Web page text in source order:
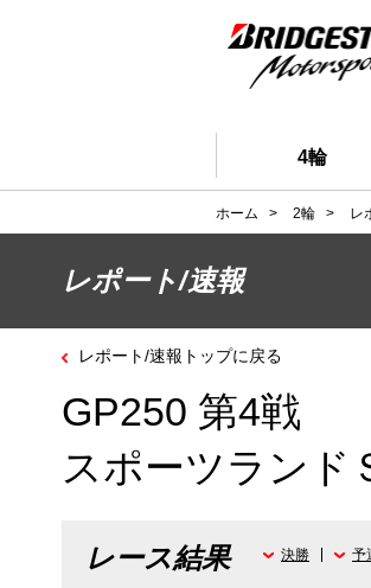
4輪
ホーム > 2輪 > レ
レポート/速報
レポート/速報トップに戻る
GP250 第4戦
スポーツランド
レース結果 決勝 予